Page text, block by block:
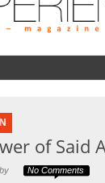
of Said
No Comments